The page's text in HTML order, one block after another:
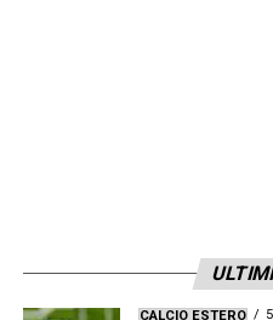
CALCIO ESTERO